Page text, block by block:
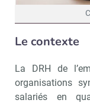
Le contexte
La DRH de
organisations
salariés en